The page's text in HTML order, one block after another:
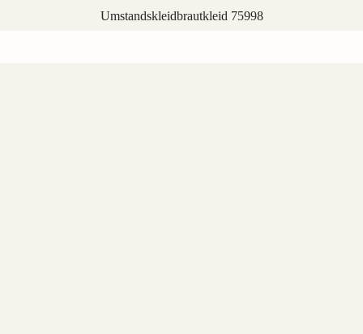
Umstandskleidbrautkleid 75998